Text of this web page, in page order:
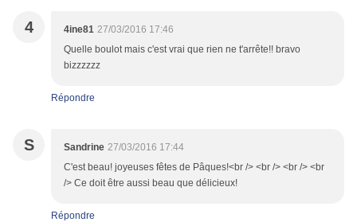
4 4ine81 27/03/2016 17:46
Quelle boulot mais c'est vrai que rien ne t'arrête!! bravo
bizzzzzz
Répondre
S Sandrine 27/03/2016 17:44
C'est beau! joyeuses fêtes de Pâques!<br /> <br /> <br /> <br
/> Ce doit être aussi beau que délicieux!
Répondre